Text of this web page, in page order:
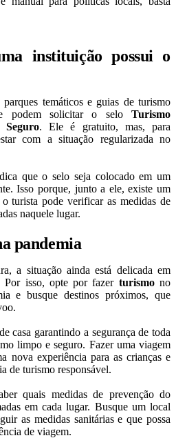
instituição possui o
temáticos e guias de turismo
podem solicitar o selo Turismo
. Ele é gratuito, mas, para
com a situação regularizada no
que o selo seja colocado em um
Isso porque, junto a ele, existe um
turista pode verificar as medidas de
naquele lugar.
pandemia
a situação ainda está delicada em
Por isso, opte por fazer turismono
e busque destinos próximos, que
casa garantindo a segurança de toda
limpo e seguro. Fazer uma viagem
nova experiência para as crianças e
de turismo responsável.
quais medidas de prevenção do
em cada lugar. Busque um local
as medidas sanitárias e que possa
de viagem.